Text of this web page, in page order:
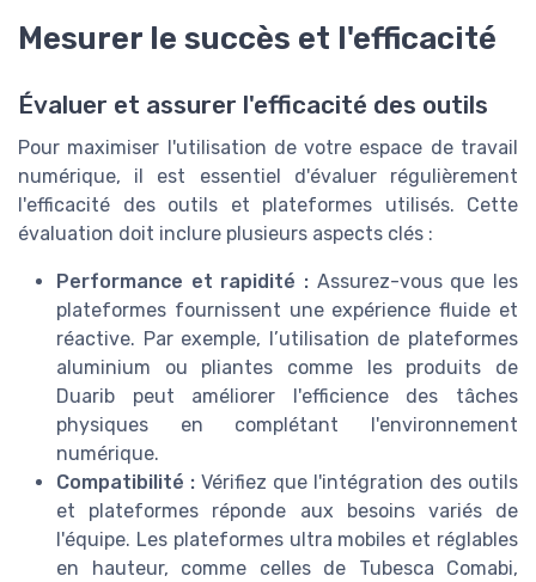
Mesurer le succès et l'efficacité
Évaluer et assurer l'efficacité des outils
Pour maximiser l'utilisation de votre espace de travail
numérique, il est essentiel d'évaluer régulièrement
l'efficacité des outils et plateformes utilisés. Cette
évaluation doit inclure plusieurs aspects clés :
Performance et rapidité : Assurez-vous que les
plateformes fournissent une expérience fluide et
réactive. Par exemple, l’utilisation de plateformes
aluminium ou pliantes comme les produits de
Duarib peut améliorer l'efficience des tâches
physiques en complétant l'environnement
numérique.
Compatibilité : Vérifiez que l'intégration des outils
et plateformes réponde aux besoins variés de
l'équipe. Les plateformes ultra mobiles et réglables
en hauteur, comme celles de Tubesca Comabi,